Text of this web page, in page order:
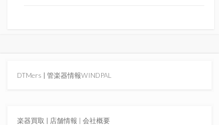
DTMers | 管楽器情報WINDPAL
楽器買取 | 店舗情報 | 会社概要